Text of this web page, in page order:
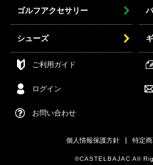
ゴルフアクセサリー
シューズ
ご利用ガイド
ログイン
お問い合わせ
個人情報保護方針 特定
©CASTELBAJAC All